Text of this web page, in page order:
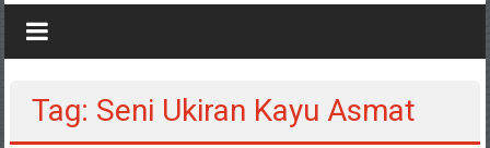
Tag: Seni Ukiran Kayu Asmat